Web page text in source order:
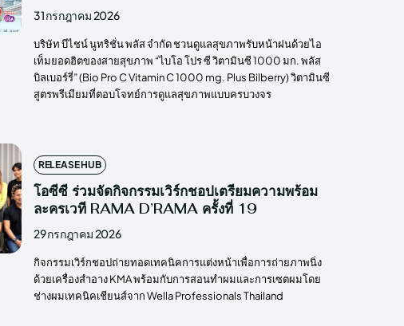
31 กรกฎาคม 2026
บริษัท บีไชน์ นูทริชั่น พลัส จำกัด ชวนดูแลสุขภาพรับหน้าฝนด้วยไอ
เท็มยอดฮิตของสายสุขภาพ “ไบโอ โปร ซี วิตามินซี 1000 มก. พลัส
บิลเบอร์รี่” (Bio Pro C Vitamin C 1000 mg. Plus Bilberry) วิตามินซี
สูตรพรีเมียมที่ตอบโจทย์การดูแลสุขภาพแบบครบวงจร
RELEASE HUB
โอซีซี ร่วมจัดกิจกรรมเวิร์กชอปเตรียมความพร้อม
ละครเวที RAMA D’RAMA ครั้งที่ 19
29 กรกฎาคม 2026
กิจกรรมเวิร์กชอปถ่ายทอดเทคนิคการแต่งหน้าเพื่อการถ่ายภาพนิ่ง
ด้วยเครื่องสำอาง KMA พร้อมกับการสอนทำผมและการเซตผมโดย
ช่างผมเทคนิคเชียนส์จาก Wella Professionals Thailand